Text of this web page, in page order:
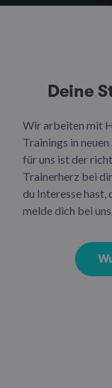
Deine
Wir arbeiten mit
Trainings in
für uns ist der
Trainerherz bei
du Interesse hast,
melde dich bei